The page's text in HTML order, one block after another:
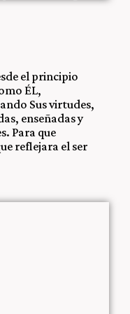
el principio
ÉL,
Sus virtudes,
enseñadas y
Para que
reflejara el ser